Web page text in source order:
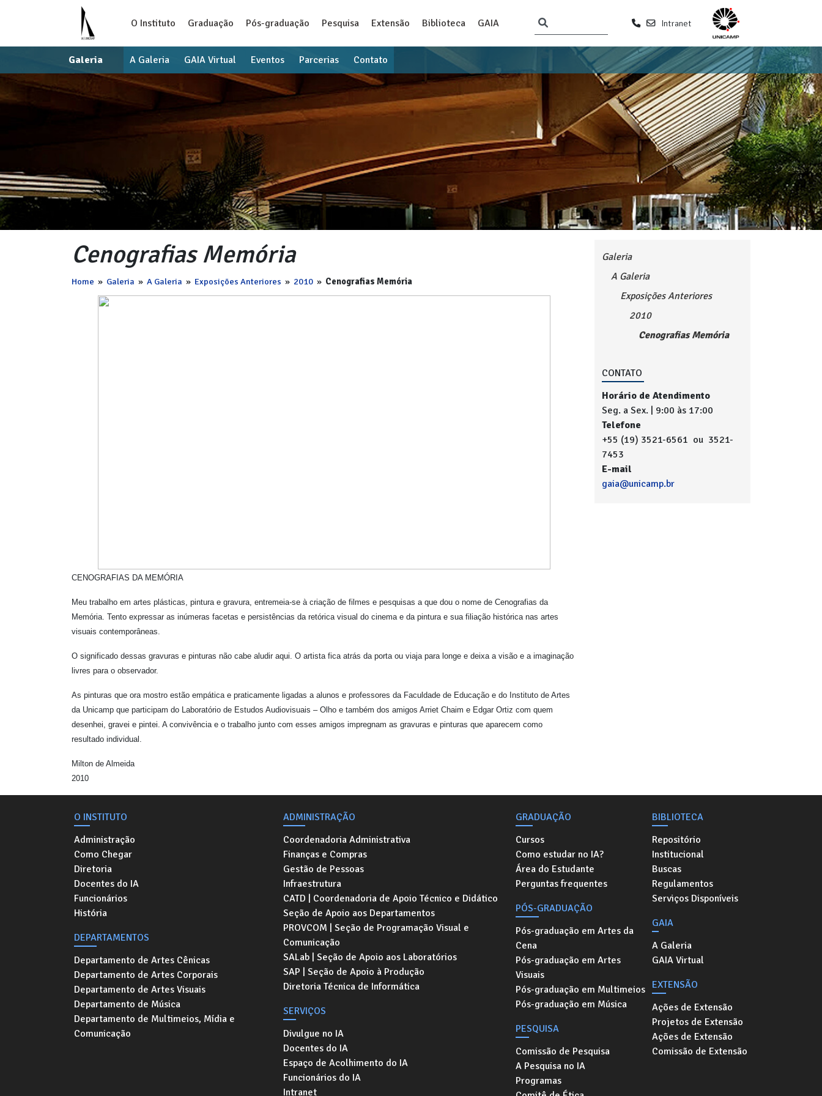
O Instituto Graduação Pós-graduação Pesquisa Extensão Biblioteca GAIA Intranet
Galeria A Galeria GAIA Virtual Eventos Parcerias Contato
Cenografias Memória
Home » Galeria » A Galeria » Exposições Anteriores » 2010 » Cenografias Memória
CENOGRAFIAS DA MEMÓRIA
Meu trabalho em artes plásticas, pintura e gravura, entremeia-se à criação de filmes e pesquisas a que dou o nome de Cenografias da
Memória. Tento expressar as inúmeras facetas e persistências da retórica visual do cinema e da pintura e sua filiação histórica nas artes
visuais contemporâneas.
O significado dessas gravuras e pinturas não cabe aludir aqui. O artista fica atrás da porta ou viaja para longe e deixa a visão e a imaginação
livres para o observador.
As pinturas que ora mostro estão empática e praticamente ligadas a alunos e professores da Faculdade de Educação e do Instituto de Artes
da Unicamp que participam do Laboratório de Estudos Audiovisuais – Olho e também dos amigos Arriet Chaim e Edgar Ortiz com quem
desenhei, gravei e pintei. A convivência e o trabalho junto com esses amigos impregnam as gravuras e pinturas que aparecem como
resultado individual.
Milton de Almeida
2010
Galeria
A Galeria
Exposições Anteriores
2010
Cenografias Memória
CONTATO
Horário de Atendimento
Seg. a Sex. | 9:00 às 17:00
Telefone
+55 (19) 3521-6561 ou 3521-
7453
E-mail
gaia@unicamp.br
O INSTITUTO
Administração
Como Chegar
Diretoria
Docentes do IA
Funcionários
História
DEPARTAMENTOS
Departamento de Artes Cênicas
Departamento de Artes Corporais
Departamento de Artes Visuais
Departamento de Música
Departamento de Multimeios, Mídia e
Comunicação
ADMINISTRAÇÃO
Coordenadoria Administrativa
Finanças e Compras
Gestão de Pessoas
Infraestrutura
CATD | Coordenadoria de Apoio Técnico e Didático
Seção de Apoio aos Departamentos
PROVCOM | Seção de Programação Visual e
Comunicação
SALab | Seção de Apoio aos Laboratórios
SAP | Seção de Apoio à Produção
Diretoria Técnica de Informática
SERVIÇOS
Divulgue no IA
Docentes do IA
Espaço de Acolhimento do IA
Funcionários do IA
Intranet
GRADUAÇÃO
Cursos
Como estudar no IA?
Área do Estudante
Perguntas frequentes
PÓS-GRADUAÇÃO
Pós-graduação em Artes da
Cena
Pós-graduação em Artes
Visuais
Pós-graduação em Multimeios
Pós-graduação em Música
PESQUISA
Comissão de Pesquisa
A Pesquisa no IA
Programas
BIBLIOTECA
Repositório
Institucional
Buscas
Regulamentos
Serviços Disponíveis
GAIA
A Galeria
GAIA Virtual
EXTENSÃO
Ações de Extensão
Projetos de Extensão
Ações de Extensão
Comissão de Extensão